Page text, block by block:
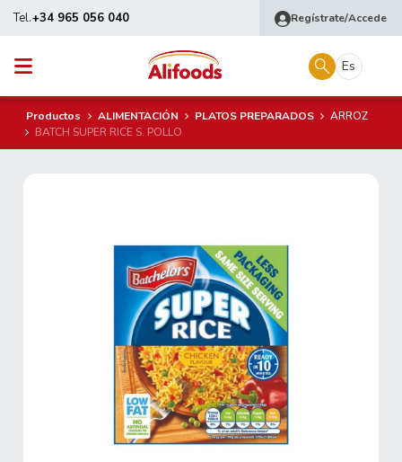
Tel.+34 965 056 040 Regístrate/Accede
Es
Productos ALIMENTACIÓN PLATOS PREPARADOS
ARROZ
BATCH SUPER RICE S. POLLO